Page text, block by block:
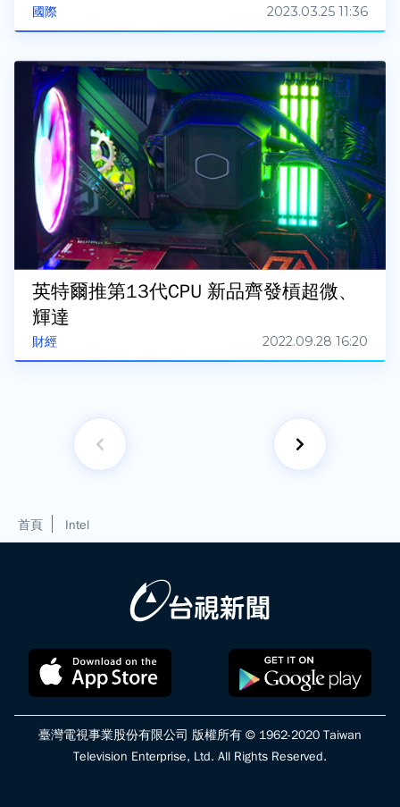
國際 2023.03.25 11:36
財經
英特爾推第13代CPU 新品齊發槓超微、
輝達
2022.09.28 16:20
首頁 Intel
臺灣電視事業股份有限公司 版權所有 © 1962-2020 Taiwan
Television Enterprise, Ltd. All Rights Reserved.